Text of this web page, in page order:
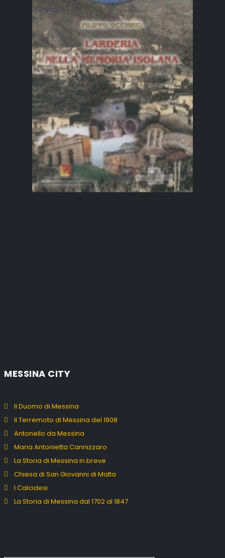
MESSINA CITY
Il Duomo di Messina
Il Terremoto di Messina del 1908
Antonello da Messina
Maria Antonietta Cannizzaro
La Storia di Messina in breve
Chiesa di San Giovanni di Malta
I Calcidesi
La Storia di Messina dal 1702 al 1847